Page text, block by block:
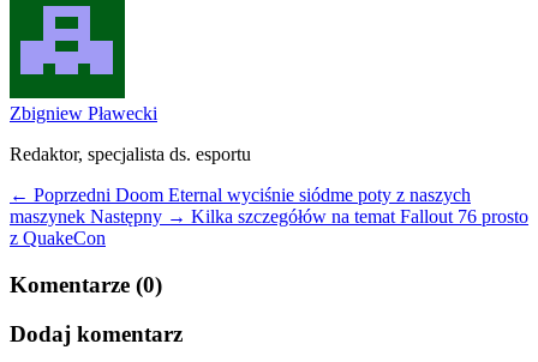
Zbigniew Pławecki
Redaktor, specjalista ds. esportu
← Poprzedni Doom Eternal wyciśnie siódme poty z naszych
maszynek Następny → Kilka szczegółów na temat Fallout 76 prosto
z QuakeCon
Komentarze (0)
Dodaj komentarz